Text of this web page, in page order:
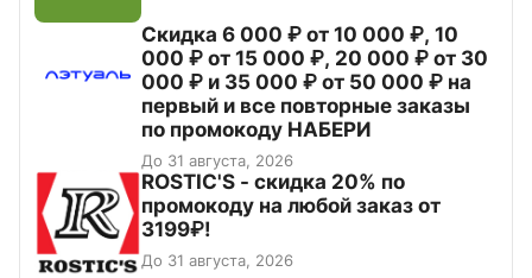
Скидка 6 000 ₽ от 10 000 ₽, 10
000 ₽ от 15 000 ₽, 20 000 ₽ от 30
000 ₽ и 35 000 ₽ от 50 000 ₽ на
первый и все повторные заказы
по промокоду НАБЕРИ
До 31 августа, 2026
ROSTIC'S - скидка 20% по
промокоду на любой заказ от
3199₽!
До 31 августа, 2026